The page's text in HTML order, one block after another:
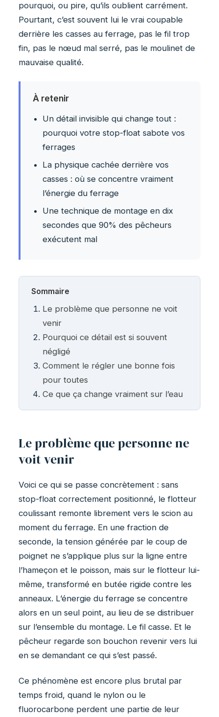
pourquoi, ou pire, qu’ils oublient carrément.
Pourtant, c’est souvent lui le vrai coupable
derrière les casses au ferrage, pas le fil trop
fin, pas le nœud mal serré, pas le moulinet de
mauvaise qualité.
À retenir
Un détail invisible qui change tout :
pourquoi votre stop-float sabote vos
ferrages
La physique cachée derrière vos
casses : où se concentre vraiment
l’énergie du ferrage
Une technique de montage en dix
secondes que 90% des pêcheurs
exécutent mal
Sommaire
Le problème que personne ne voit
venir
Pourquoi ce détail est si souvent
négligé
Comment le régler une bonne fois
pour toutes
Ce que ça change vraiment sur l’eau
Le problème que personne ne
voit venir
Voici ce qui se passe concrètement : sans
stop-float correctement positionné, le flotteur
coulissant remonte librement vers le scion au
moment du ferrage. En une fraction de
seconde, la tension générée par le coup de
poignet ne s’applique plus sur la ligne entre
l’hameçon et le poisson, mais sur le flotteur lui-
même, transformé en butée rigide contre les
anneaux. L’énergie du ferrage se concentre
alors en un seul point, au lieu de se distribuer
sur l’ensemble du montage. Le fil casse. Et le
pêcheur regarde son bouchon revenir vers lui
en se demandant ce qui s’est passé.
Ce phénomène est encore plus brutal par
temps froid, quand le nylon ou le
fluorocarbone perdent une partie de leur